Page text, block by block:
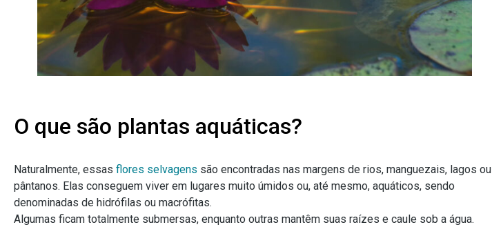
O que são plantas aquáticas?
Naturalmente, essas flores selvagens são encontradas nas margens de rios, manguezais, lagos ou
pântanos. Elas conseguem viver em lugares muito úmidos ou, até mesmo, aquáticos, sendo
denominadas de hidrófilas ou macrófitas.
Algumas ficam totalmente submersas, enquanto outras mantêm suas raízes e caule sob a água.